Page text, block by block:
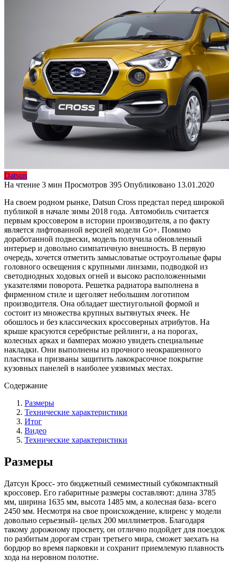
Datsun
На чтение 3 мин Просмотров 395 Опубликовано 13.01.2020
На своем родном рынке, Datsun Cross предстал перед широкой
публикой в начале зимы 2018 года. Автомобиль считается
первым кроссовером в истории производителя, а по факту
является лифтованной версией модели Go+. Помимо
доработанной подвески, модель получила обновленный
интерьер и довольно симпатичную внешность. В первую
очередь, хочется отметить замысловатые остроугольные фары
головного освещения с крупными линзами, подводкой из
светодиодных ходовых огней и высоко расположенными
указателями поворота. Решетка радиатора выполнена в
фирменном стиле и щеголяет небольшим логотипом
производителя. Она обладает шестиугольной формой и
состоит из множества крупных вытянутых ячеек. Не
обошлось и без классических кроссоверных атрибутов. На
крыше красуются серебристые рейлинги, а на порогах,
колесных арках и бамперах можно увидеть специальные
накладки. Они выполнены из прочного неокрашенного
пластика и призваны защитить лакокрасочное покрытие
кузовных панелей в наиболее уязвимых местах.
Содержание
Размеры
Технические характеристики
Итог
Видео
Технические характеристики
Размеры
Датсун Кросс- это бюджетный семиместный субкомпактный
кроссовер. Его габаритные размеры составляют: длина 3785
мм, ширина 1635 мм, высота 1485 мм, а колесная база- всего
2450 мм. Несмотря на свое происхождение, клиренс у модели
довольно серьезный- целых 200 миллиметров. Благодаря
такому дорожному просвету, он отлично подойдет для поездок
по разбитым дорогам стран третьего мира, сможет заехать на
бордюр во время парковки и сохранит приемлемую плавность
хода на неровном полотне.